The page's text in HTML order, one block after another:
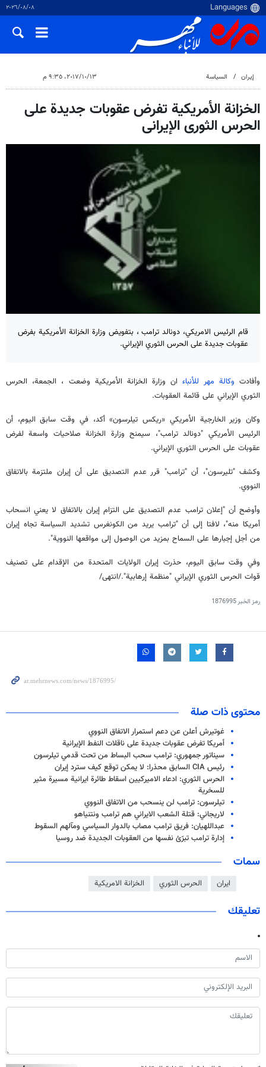
٠٨‏/٠٨‏/٢٠٢٦
إيران السياسة ١٣‏/١٠‏/٢٠١٧، ٩:٣٥ م
الخزانة الأمريكية تفرض عقوبات جديدة على
الحرس الثورى الإيرانى
قام الرئيس الامريكي، دونالد ترامب ، بتفويض وزارة الخزانة الأمريكية بفرض
عقوبات جديدة على الحرس الثوري الإيراني.
وأفادت وكالة مهر للأنباءان وزارة الخزانة الأمريكية وضعت ، الجمعة، الحرس
الثوري الإيراني على قائمة العقوبات.
وكان وزير الخارجية الأمريكي «ريكس تيلرسون» أكد، في وقت سابق اليوم، أن
الرئيس الأمريكي "دونالد ترامب"، سيمنح وزارة الخزانة صلاحيات واسعة لفرض
عقوبات على الحرس الثوري الإيراني.
وكشف "تليرسون"، أن "ترامب" قرر عدم التصديق على أن إيران ملتزمة بالاتفاق
النووي.
وأوضح أن "إعلان ترامب عدم التصديق على التزام إيران بالاتفاق لا يعني انسحاب
أمريكا منه"، لافتا إلى أن "ترامب يريد من الكونغرس تشديد السياسة تجاه إيران
من أجل إجبارها على السماح بمزيد من الوصول إلى مواقعها النووية".
وفي وقت سابق اليوم، حذرت إيران الولايات المتحدة من الإقدام على تصنيف
قوات الحرس الثوري الإيراني "منظمة إرهابية"./انتهى/
رمز الخبر1876995
محتوى ذات صلة
غوتيرش أعلن عن دعم استمرار الاتفاق النووي
أمريكا تفرض عقوبات جديدة على ناقلات النفط الإيرانية
سيناتور جمهوري: ترامب سحب البساط من تحت قدمي تيلرسون
رئيس CIA السابق محذرا: لا يمكن توقع كيف سترد إيران
الحرس الثوري: ادعاء الاميركيين اسقاط طائرة ايرانية مسيرة مثير
للسخرية
تيلرسون: ترامب لن ينسحب من الاتفاق النووي
لاريجاني: قتلة الشعب الايراني هم ترامب ونتنياهو
عبداللهيان: فريق ترامب مصاب بالدوار السياسي ومآلهم السقوط
إدارة ترامب تبرّئ نفسها من العقوبات الجديدة ضد روسيا
سمات
ايران الحرس الثوري الخزانة الامريكية
تعليقك